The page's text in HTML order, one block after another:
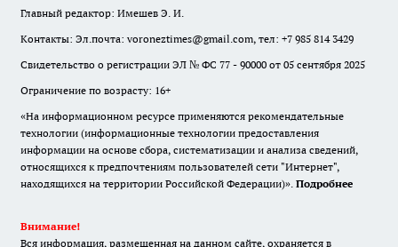
Главный редактор: Имешев Э. И.
Контакты: Эл.почта: voroneztimes@gmail.com, тел: +7 985 814 3429
Свидетельство о регистрации ЭЛ № ФС 77 - 90000 от 05 сентября 2025
Ограничение по возрасту: 16+
«На информационном ресурсе применяются рекомендательные
технологии (информационные технологии предоставления
информации на основе сбора, систематизации и анализа сведений,
относящихся к предпочтениям пользователей сети "Интернет",
находящихся на территории Российской Федерации)». Подробнее
Внимание!
Вся информация, размещенная на данном сайте, охраняется в